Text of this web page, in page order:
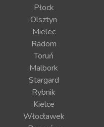
Płock
Olsztyn
Mielec
Radom
Toruń
Malbork
Stargard
Rybnik
Kielce
Włocławek